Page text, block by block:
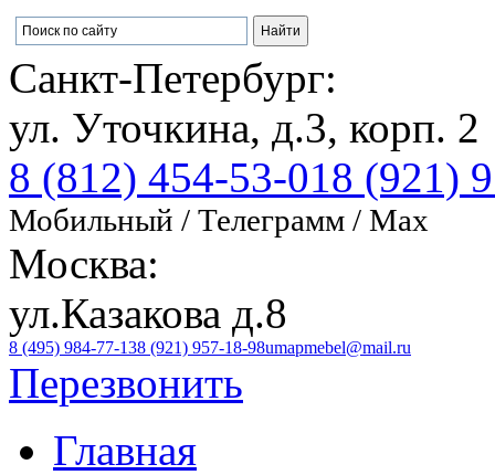
Санкт-Петербург:
ул. Уточкина, д.3, корп. 2
8 (812) 454-53-018 (921)
Мобильный / Телеграмм / Max
Москва:
ул.Казакова д.8
8 (495) 984-77-138 (921) 957-18-98umapmebel@mail.ru
Перезвонить
Главная